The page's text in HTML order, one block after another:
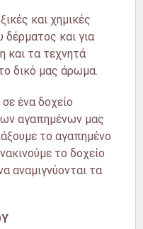
και χημικές
δέρματος και για
και τα τεχνητά
δικό μας άρωμα.
ένα δοχείο
αγαπημένων μας
το αγαπημένο
το δοχείο
αναμιγνύονται τα